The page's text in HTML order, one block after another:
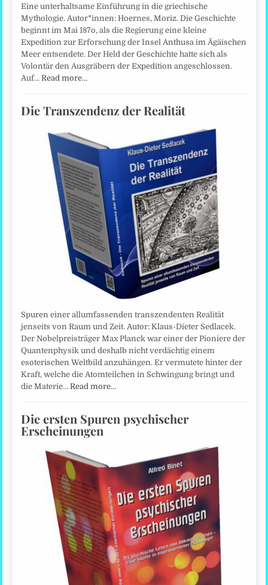
Eine unterhaltsame Einführung in die griechische
Mythologie. Autor*innen: Hoernes, Moriz. Die Geschichte
beginnt im Mai 187o, als die Regierung eine kleine
Expedition zur Erforschung der Insel Anthusa im Ägäischen
Meer entsendete. Der Held der Geschichte hatte sich als
Volontär den Ausgräbern der Expedition angeschlossen.
Auf…Read more…
Die Transzendenz der Realität
Spuren einer allumfassenden transzendenten Realität
jenseits von Raum und Zeit. Autor: Klaus-Dieter Sedlacek.
Der Nobelpreisträger Max Planck war einer der Pioniere der
Quantenphysik und deshalb nicht verdächtig einem
esoterischen Weltbild anzuhängen. Er vermutete hinter der
Kraft, welche die Atomteilchen in Schwingung bringt und
die Materie…Read more…
Die ersten Spuren psychischer
Erscheinungen